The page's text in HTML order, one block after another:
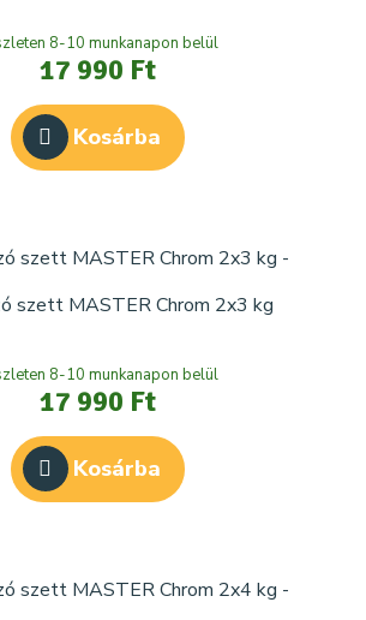
8-10 munkanapon belül
17 990 Ft
Kosárba
szett MASTER Chrom 2x3 kg
8-10 munkanapon belül
17 990 Ft
Kosárba